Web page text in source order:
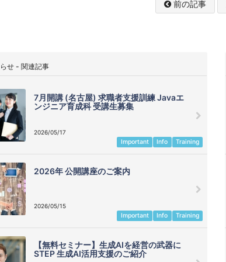
前の記事
せ - 関連記事
7月開講 (名古屋) 求職者支援訓練 Javaエ
ンジニア育成科 受講生募集
2026/05/17
Important Info Training
2026年 公開講座のご案内
2026/05/15
Important Info Training
【無料セミナー】生成AIを経営の武器に
STEP 生成AI活用支援のご紹介